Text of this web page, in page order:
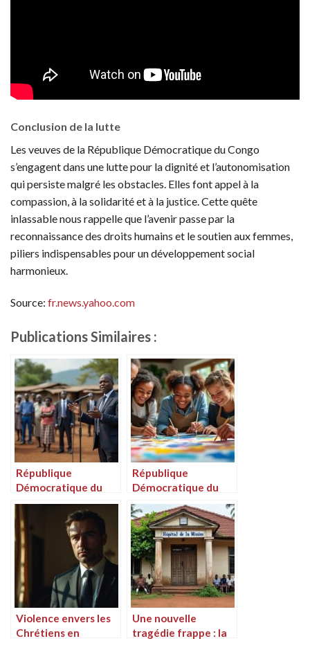
Conclusion de la lutte
Les veuves de la République Démocratique du Congo
s’engagent dans une lutte pour la dignité et l’autonomisation
qui persiste malgré les obstacles. Elles font appel à la
compassion, à la solidarité et à la justice. Cette quête
inlassable nous rappelle que l’avenir passe par la
reconnaissance des droits humains et le soutien aux femmes,
piliers indispensables pour un développement social
harmonieux.
Source: fr.news.yahoo.com
Publications Similaires :
République
Démocratique du
Congo : Le directeur
du HCR plaide pour
une assistance
humanitaire urgente
aux personnes
déplacées et
réfugiées lors de sa
visite à Saké
République
Démocratique du
Congo : Lutter
contre la
stigmatisation des
personnes en
situation de
handicap grâce aux
initiatives
artistiques
Violence envers les
Chrétiens en
Une nouvelle
tragédie frappe : la